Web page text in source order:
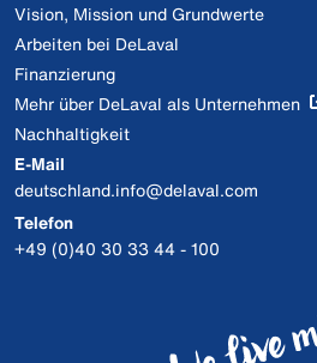
Vision, Mission und Grundwerte
Arbeiten bei DeLaval
Finanzierung
Mehr über DeLaval als Unternehmen
Nachhaltigkeit
E-Mail
deutschland.info@delaval.com
Telefon
+49 (0)40 30 33 44 - 100